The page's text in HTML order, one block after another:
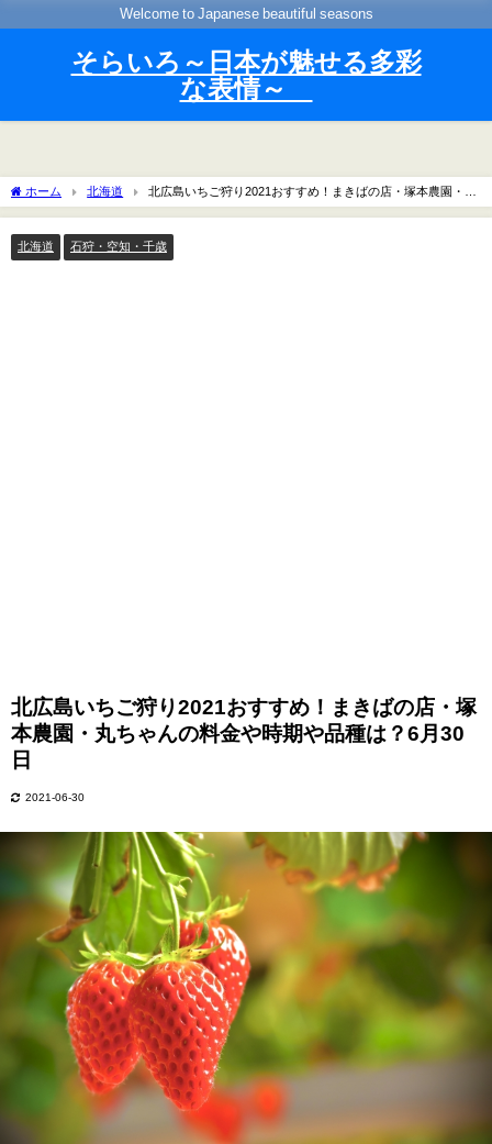
Welcome to Japanese beautiful seasons
そらいろ～日本が魅せる多彩
な表情～
ホーム 北海道
北広島いちご狩り2021おすすめ！まきばの店・塚本農園・丸
ちゃんの料金や時期や品種は？6月30日
北海道 石狩・空知・千歳
北広島いちご狩り2021おすすめ！まきばの店・塚
本農園・丸ちゃんの料金や時期や品種は？6月30
日
2021-06-30